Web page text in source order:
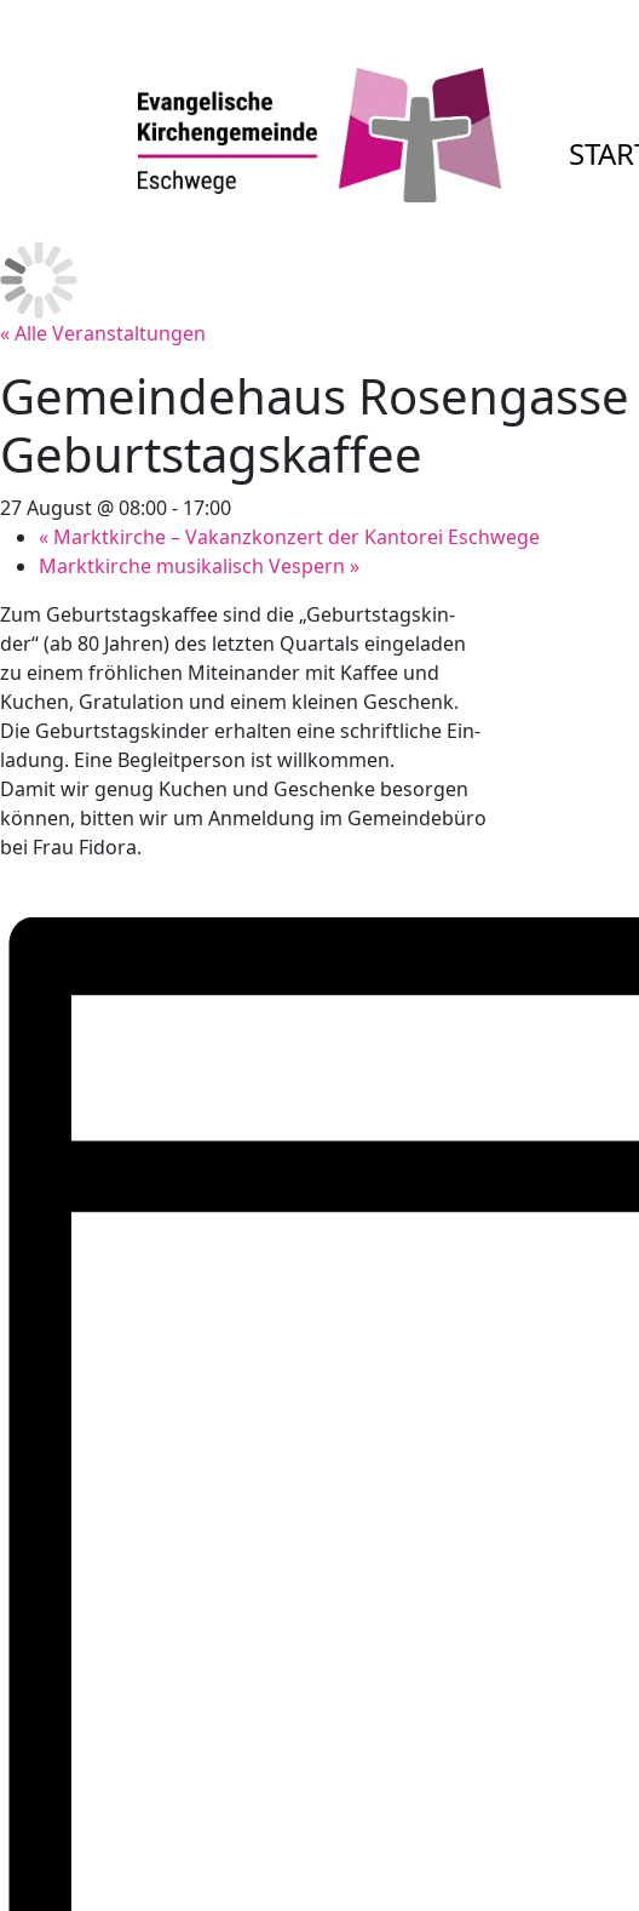
« Alle Veranstaltungen
Gemeindehaus
Geburtstagskaffee
27 August @ 08:00- 17:00
« Marktkirche – Vakanzkonzert der Kantorei Eschwege
Marktkirche musikalisch Vespern »
Zum Geburtstagskaffee sind die „Geburtstagskin-
der“ (ab 80 Jahren) des letzten Quartals eingeladen
zu einem fröhlichen Miteinander mit Kaffee und
Kuchen, Gratulation und einem kleinen Geschenk.
Die Geburtstagskinder erhalten eine schriftliche Ein-
ladung. Eine Begleitperson ist willkommen.
Damit wir genug Kuchen und Geschenke besorgen
können, bitten wir um Anmeldung im Gemeindebüro
bei Frau Fidora.